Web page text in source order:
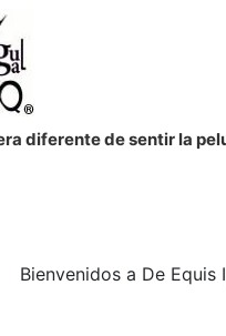
diferente de sentir la
Bienvenidos a De